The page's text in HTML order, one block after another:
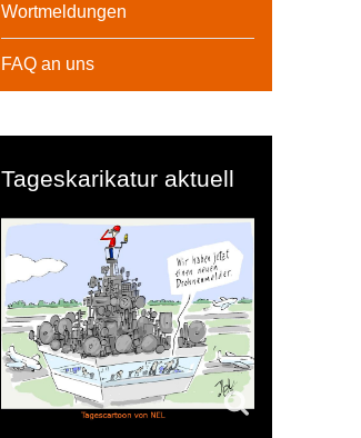
Wortmeldungen
FAQ an uns
Tageskarikatur aktuell